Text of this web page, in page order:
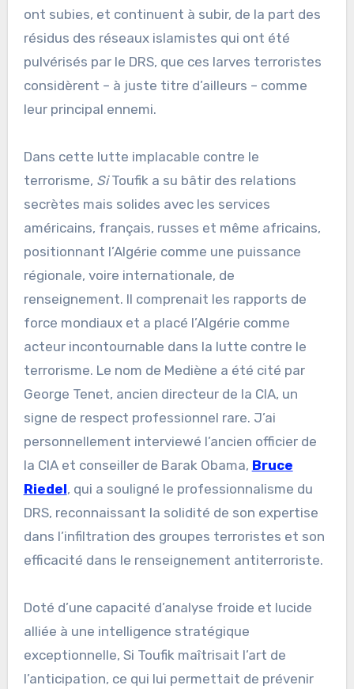
ont subies, et continuent à subir, de la part des
résidus des réseaux islamistes qui ont été
pulvérisés par le DRS, que ces larves terroristes
considèrent – à juste titre d’ailleurs – comme
leur principal ennemi.
Dans cette lutte implacable contre le
terrorisme, SiToufik a su bâtir des relations
secrètes mais solides avec les services
américains, français, russes et même africains,
positionnant l’Algérie comme une puissance
régionale, voire internationale, de
renseignement. Il comprenait les rapports de
force mondiaux et a placé l’Algérie comme
acteur incontournable dans la lutte contre le
terrorisme. Le nom de Mediène a été cité par
George Tenet, ancien directeur de la CIA, un
signe de respect professionnel rare. J’ai
personnellement interviewé l’ancien officier de
la CIA et conseiller de Barak Obama, Bruce
Riedel, qui a souligné le professionnalisme du
DRS, reconnaissant la solidité de son expertise
dans l’infiltration des groupes terroristes et son
efficacité dans le renseignement antiterroriste.
Doté d’une capacité d’analyse froide et lucide
alliée à une intelligence stratégique
exceptionnelle, Si Toufik maîtrisait l’art de
l’anticipation, ce qui lui permettait de prévenir